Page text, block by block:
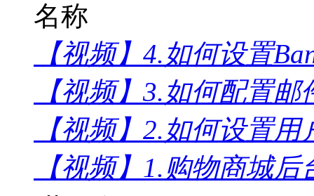
名称
【视频】4.如何设置
【视频】3.如何配置邮
【视频】2.如何设置
【视频】1.购物商城